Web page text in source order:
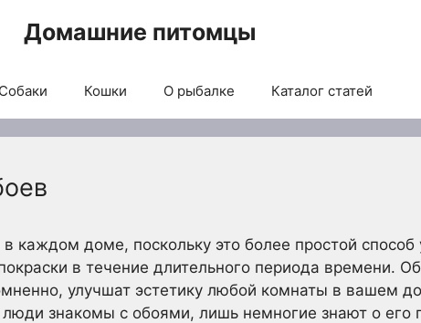
Домашние питомцы
Собаки Кошки О рыбалке Каталог статей
каждом доме, поскольку это более простой способ
в течение длительного периода времени.
улучшат эстетику любой комнаты в вашем
знакомы с обоями, лишь немногие знают о его